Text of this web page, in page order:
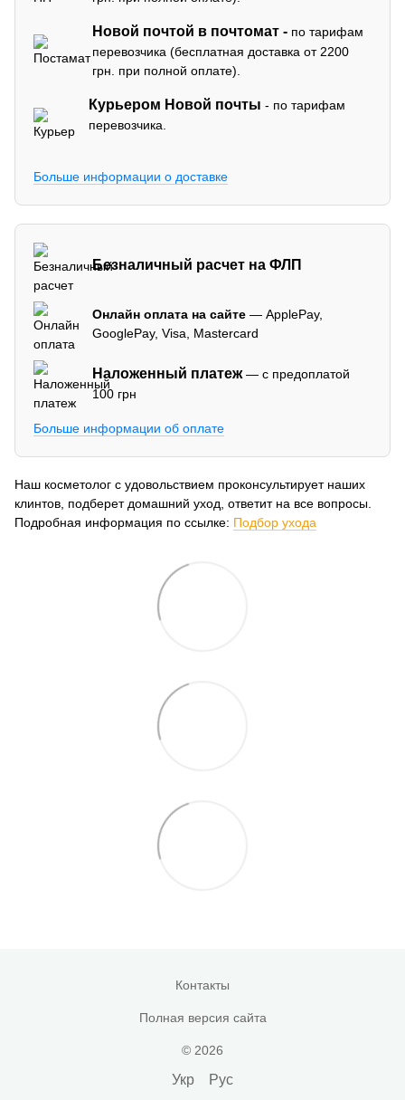
Новой почтой в почтомат - по тарифам
перевозчика (бесплатная доставка от 2200
грн. при полной оплате).
Курьером Новой почты - по тарифам
перевозчика.
Больше информации о доставке
Безналичный расчет на ФЛП
Онлайн оплата на сайте — ApplePay,
GooglePay, Visa, Mastercard
Наложенный платеж— с предоплатой
100 грн
Больше информации об оплате
Наш косметолог с удовольствием проконсультирует наших
клинтов, подберет домашний уход, ответит на все вопросы.
Подробная информация по ссылке: Подбор ухода
Контакты
Полная версия сайта
© 2026
Укр Рус